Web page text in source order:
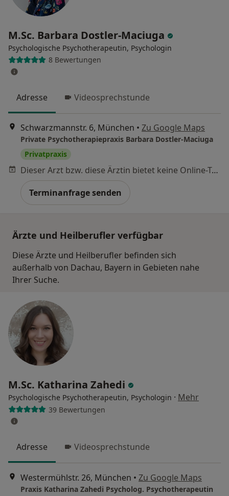
M.Sc. Barbara Dostler-Maciuga
Psychologische Psychotherapeutin, Psychologin
8 Bewertungen
Adresse Videosprechstunde
Schwarzmannstr. 6, München • Zu Google Maps
Private Psychotherapiepraxis Barbara Dostler-Maciuga
Privatpraxis
Dieser Arzt bzw. diese Ärztin bietet keine Online-Terminbuchung an diesem Standort an.
Terminanfrage senden
Ärzte und Heilberufler verfügbar
Diese Ärzte und Heilberufler befinden sich
außerhalb von Dachau, Bayern in Gebieten nahe
Ihrer Suche.
M.Sc. Katharina Zahedi
Psychologische Psychotherapeutin, Psychologin · Mehr
39 Bewertungen
Adresse Videosprechstunde
Westermühlstr. 26, München • Zu Google Maps
Praxis Katharina Zahedi Psycholog. Psychotherapeutin